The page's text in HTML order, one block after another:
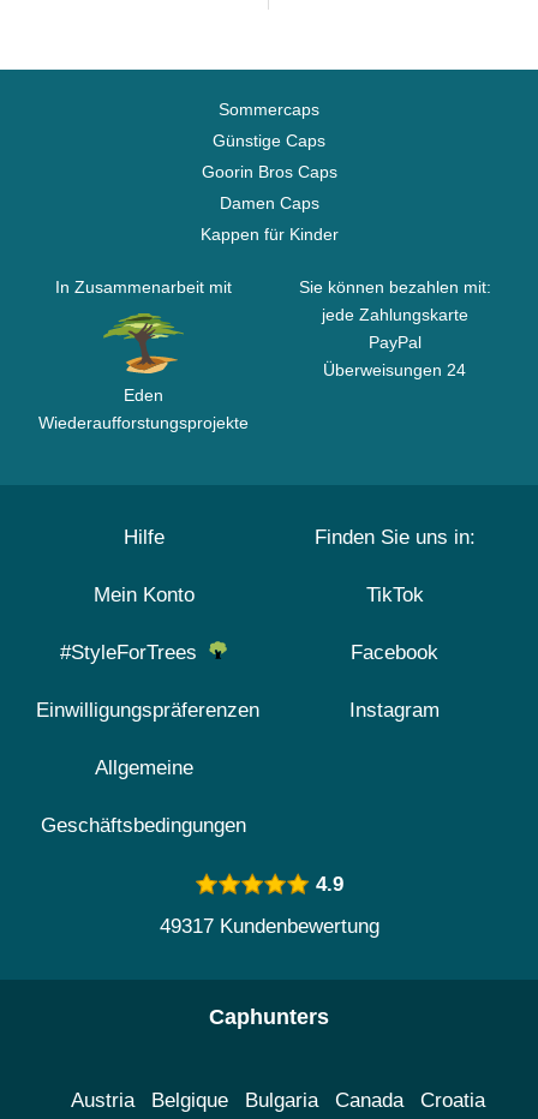
Sommercaps
Günstige Caps
Goorin Bros Caps
Damen Caps
Kappen für Kinder
In Zusammenarbeit mit
Eden
Wiederaufforstungsprojekte
Sie können bezahlen mit:
jede Zahlungskarte
PayPal
Überweisungen 24
Hilfe
Mein Konto
#StyleForTrees
Einwilligungspräferenzen
Allgemeine
Geschäftsbedingungen
Finden Sie uns in:
TikTok
Facebook
Instagram
4.9
49317 Kundenbewertung
Caphunters
Austria Belgique Bulgaria Canada Croatia